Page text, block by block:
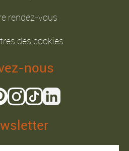
rendez-vous
des cookies
nous